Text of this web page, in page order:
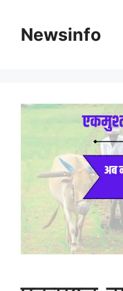
contentNewsinfo